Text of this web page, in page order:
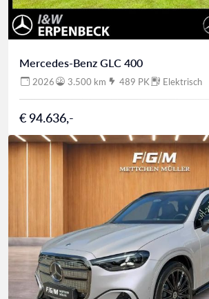
Mercedes-Benz GLC 400
2026 3.500 km 489 PK Elektrisch
€ 94.636,-